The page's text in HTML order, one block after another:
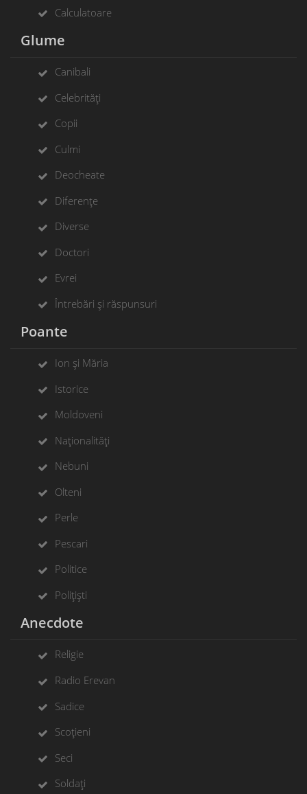
Calculatoare
Glume
Canibali
Celebrități
Copii
Culmi
Deocheate
Diferențe
Diverse
Doctori
Evrei
Întrebări și răspunsuri
Poante
Ion și Măria
Istorice
Moldoveni
Naționalități
Nebuni
Olteni
Perle
Pescari
Politice
Polițiști
Anecdote
Religie
Radio Erevan
Sadice
Scoțieni
Seci
Soldați